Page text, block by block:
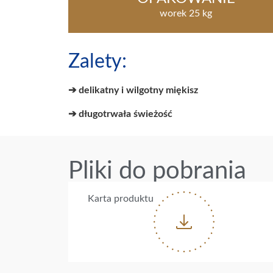
worek 25 kg
Zalety:
➔ delikatny i wilgotny miękisz
➔ długotrwała świeżość
Pliki do pobrania
Karta produktu